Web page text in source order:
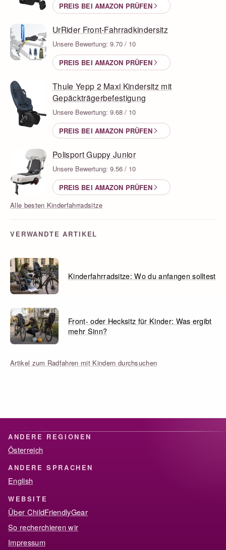
PREIS BEI AMAZON PRÜFEN
UrRider Front-Fahrradkindersitz
Unsere Bewertung: 9.70 / 10
PREIS BEI AMAZON PRÜFEN
Thule Yepp 2 Maxi Kindersitz mit
Gepäckträgerbefestigung
Unsere Bewertung: 9.68 / 10
PREIS BEI AMAZON PRÜFEN
Polisport Guppy Junior
Unsere Bewertung: 9.56 / 10
PREIS BEI AMAZON PRÜFEN
Alle besten Kinderfahrradsitze
VERWANDTE ARTIKEL
Kinderfahrradsitze: Wo du anfangen solltest
Front- oder Hecksitz für Kinder: Was ergibt
mehr Sinn?
Artikel zum Radfahren mit Kindern durchsuchen
ANDERE REGIONEN
Österreich
ANDERE SPRACHEN
English
WEBSITE
Über ChildFriendlyGear
So recherchieren wir
Impressum